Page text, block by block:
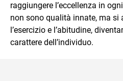
raggiungere l’eccellenza in
non sono qualità innate, ma si
l’esercizio e l’abitudine,
carattere dell’individuo.